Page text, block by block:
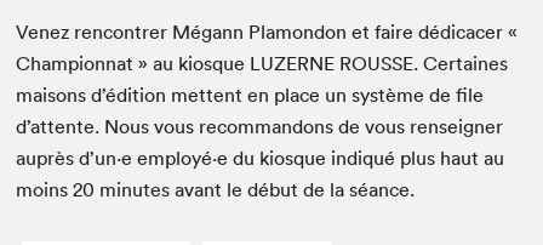
Venez ren­con­tr­er Mégann Pla­m­on­don et faire dédi­cac­er «
Cham­pi­onnat » au kiosque LUZERNE ROUSSE. Cer­taines
maisons d’édi­tion met­tent en place un sys­tème de file
d’at­tente. Nous vous recom­man­dons de vous ren­seign­er
auprès d’un·e employé·e du kiosque indiqué plus haut au
moins20 min­utes avant le début de la séance.